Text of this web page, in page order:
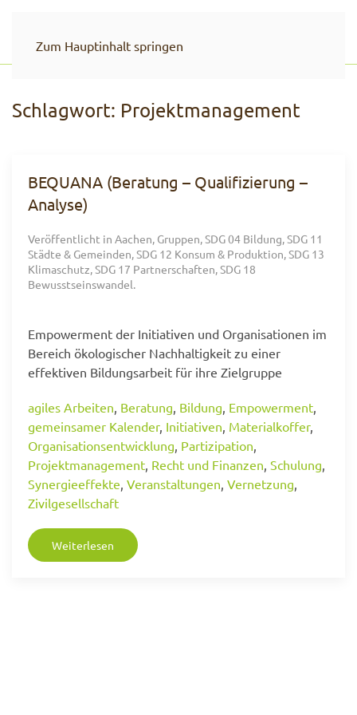
Zum Hauptinhalt springen
Schlagwort: Projektmanagement
BEQUANA (Beratung – Qualifizierung –
Analyse)
Veröffentlicht in Aachen, Gruppen,SDG 04 Bildung,SDG 11
Städte & Gemeinden,SDG 12 Konsum & Produktion,SDG 13
Klimaschutz,SDG 17 Partnerschaften,SDG 18
Bewusstseinswandel.
Empowerment der Initiativen und Organisationen im
Bereich ökologischer Nachhaltigkeit zu einer
effektiven Bildungsarbeit für ihre Zielgruppe
agiles Arbeiten, Beratung, Bildung, Empowerment,
gemeinsamer Kalender, Initiativen, Materialkoffer,
Organisationsentwicklung, Partizipation,
Projektmanagement, Recht und Finanzen, Schulung,
Synergieeffekte, Veranstaltungen, Vernetzung,
Zivilgesellschaft
Weiterlesen